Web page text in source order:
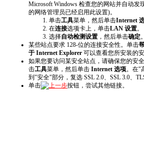
Microsoft Windows 检查您的网站并自动发
的网络管理员已经启用此设置)。
单击工具菜单，然后单击Internet
在连接选项卡上，单击LAN 设置。
选择自动检测设置 ，然后单击确定。
某些站点要求 128-位的连接安全性。单击
于 Internet Explorer 可以查看您所安装的安
如果您要访问某安全站点，请确保您的安
击工具菜单，然后单击 Internet 选项。在"
到"安全"部分，复选 SSL 2.0、SSL 3.0、
单击
上一步按钮，尝试其他链接。